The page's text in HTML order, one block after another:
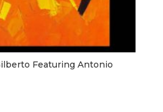
Featuring Antonio